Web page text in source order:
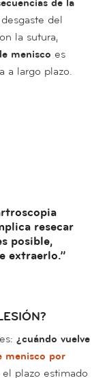
de la
del
la sutura,
menisco es
a largo plazo.
resecar
posible,
extraerlo.”
¿cuándo vuelve
menisco por
plazo estimado